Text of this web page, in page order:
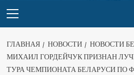
ГЛАВНАЯ НОВОСТИ
НОВОСТИ
МИХАИЛ ГОРДЕЙЧУК ПРИЗНАН
ТУРА ЧЕМПИОНАТА БЕЛАРУСИ ПО